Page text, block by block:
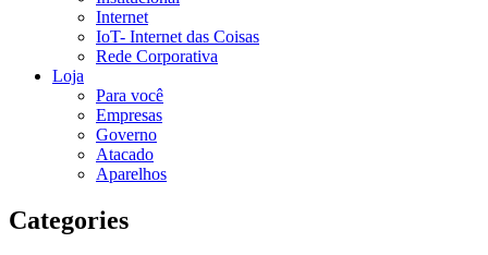
Internet
IoT- Internet das Coisas
Rede Corporativa
Loja
Para você
Empresas
Governo
Atacado
Aparelhos
Categories